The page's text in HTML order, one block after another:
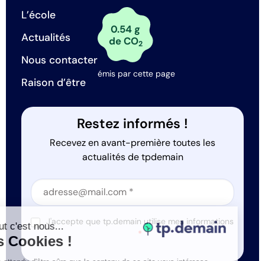
L’école
Actualités
Nous contacter
Raison d’être
0.54 g
de CO2
émis par cette page
Restez informés !
Recevez en avant-première toutes les
actualités de tpdemain
Section
Section
J'accepte que tp.demain utilise mes informations
*
Salut c'est nous...
les Cookies !